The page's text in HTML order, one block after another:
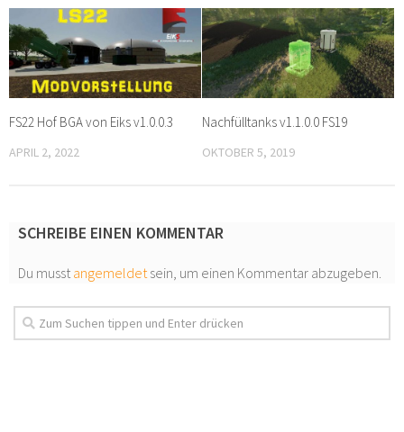
FS22 Hof BGA von Eiks v1.0.0.3
APRIL 2, 2022
Nachfülltanks v1.1.0.0 FS19
OKTOBER 5, 2019
SCHREIBE EINEN KOMMENTAR
Du musstangemeldetsein, um einen Kommentar abzugeben.